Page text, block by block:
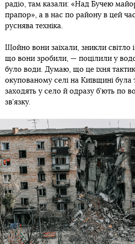
радіо, там казали: «Над Бучею
прапор», а в нас по району в цей
руснява техніка.
Щойно вони заїхали, зникли світло
що вони зробили, — поцілили у
було води. Думаю, що це їхня
окупованому селі на Київщині була
заходять у село й одразу б’ють по
зв’язку.